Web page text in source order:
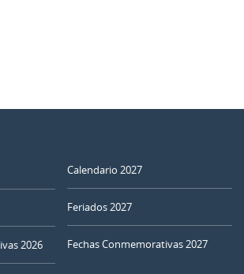
2026
Calendario 2027
Feriados 2027
Fechas Conmemorativas 2027